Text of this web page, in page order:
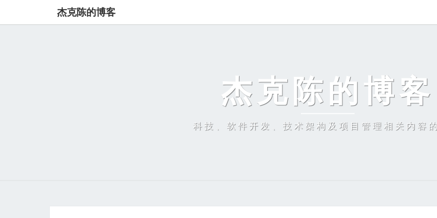
杰克陈的博客
杰克陈的博客
科技、软件开发、技术架构及项目管理相关内容